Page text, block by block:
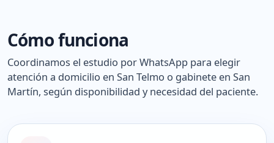
Cómo funciona
Coordinamos el estudio por WhatsApp para elegir
atención a domicilio en San Telmo o gabinete en San
Martín, según disponibilidad y necesidad del paciente.